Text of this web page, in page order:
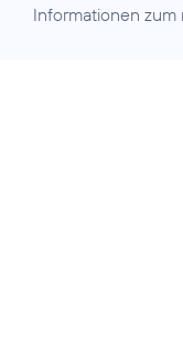
Informationen zum